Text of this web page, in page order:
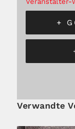
+
Verwandte